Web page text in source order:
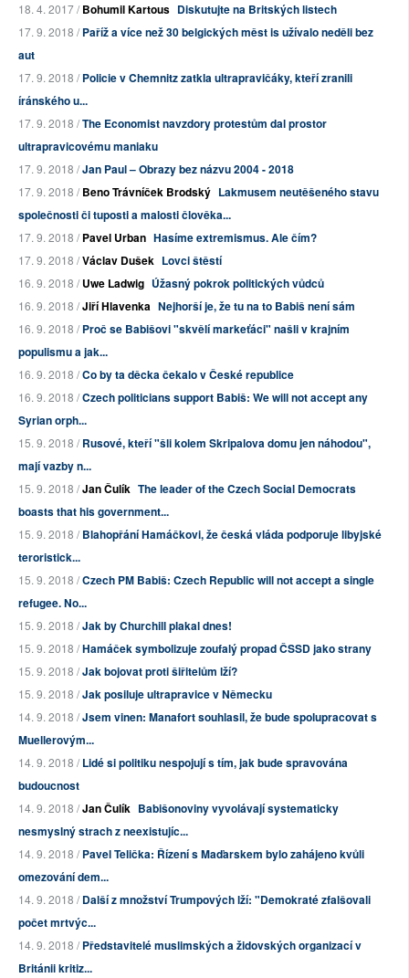
18. 4. 2017 /Bohumil Kartous Diskutujte na Britských listech
17. 9. 2018 /Paříž a více než 30 belgických měst is užívalo neděli bez
aut
17. 9. 2018 /Policie v Chemnitz zatkla ultrapravičáky, kteří zranili
íránského u...
17. 9. 2018 /The Economist navzdory protestům dal prostor
ultrapravicovému maniaku
17. 9. 2018 /Jan Paul – Obrazy bez názvu 2004 - 2018
17. 9. 2018 /Beno Trávníček Brodský Lakmusem neutěšeného stavu
společnosti či tuposti a malosti člověka...
17. 9. 2018 /Pavel Urban Hasíme extremismus. Ale čím?
17. 9. 2018 /Václav Dušek Lovci štěstí
16. 9. 2018 /Uwe Ladwig Úžasný pokrok politických vůdců
16. 9. 2018 /Jiří Hlavenka Nejhorší je, že tu na to Babiš není sám
16. 9. 2018 /Proč se Babišovi "skvělí markeťáci" našli v krajním
populismu a jak...
16. 9. 2018 /Co by ta děcka čekalo v České republice
16. 9. 2018 /Czech politicians support Babiš: We will not accept any
Syrian orph...
15. 9. 2018 /Rusové, kteří "šli kolem Skripalova domu jen náhodou",
mají vazby n...
15. 9. 2018 /Jan Čulík The leader of the Czech Social Democrats
boasts that his government...
15. 9. 2018 /Blahopřání Hamáčkovi, že česká vláda podporuje libyjské
teroristick...
15. 9. 2018 /Czech PM Babiš: Czech Republic will not accept a single
refugee. No...
15. 9. 2018 /Jak by Churchill plakal dnes!
15. 9. 2018 /Hamáček symbolizuje zoufalý propad ČSSD jako strany
15. 9. 2018 /Jak bojovat proti šiřitelům lží?
15. 9. 2018 /Jak posiluje ultrapravice v Německu
14. 9. 2018 /Jsem vinen: Manafort souhlasil, že bude spolupracovat s
Muellerovým...
14. 9. 2018 /Lidé si politiku nespojují s tím, jak bude spravována
budoucnost
14. 9. 2018 /Jan Čulík Babišonoviny vyvolávají systematicky
nesmyslný strach z neexistujíc...
14. 9. 2018 /Pavel Telička: Řízení s Maďarskem bylo zahájeno kvůli
omezování dem...
14. 9. 2018 /Další z množství Trumpových lží: "Demokraté zfalšovali
počet mrtvýc...
14. 9. 2018 /Představitelé muslimských a židovských organizací v
Británii kritiz...